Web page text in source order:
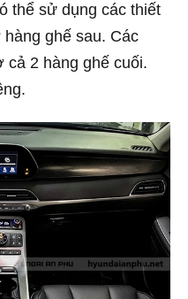
thể sử dụng các thiết
ghế sau. Các
2 hàng ghế cuối.